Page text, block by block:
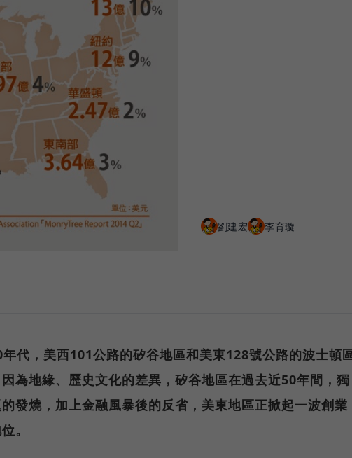
劉建宏 李育璇
代，美西101公路的矽谷地區和美東128號公路的波士頓
為地緣、歷史文化的差異，矽谷地區在過去近50年間，獨
發燒，加上金融風暴後的反省，美東地區正掀起一波創業
。